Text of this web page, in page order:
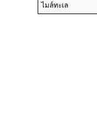
ไมล์ทะเล